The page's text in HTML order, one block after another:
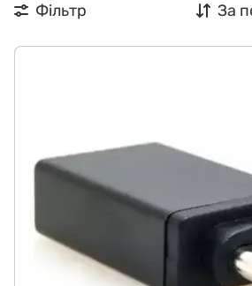
USB флешки
Фільтр За